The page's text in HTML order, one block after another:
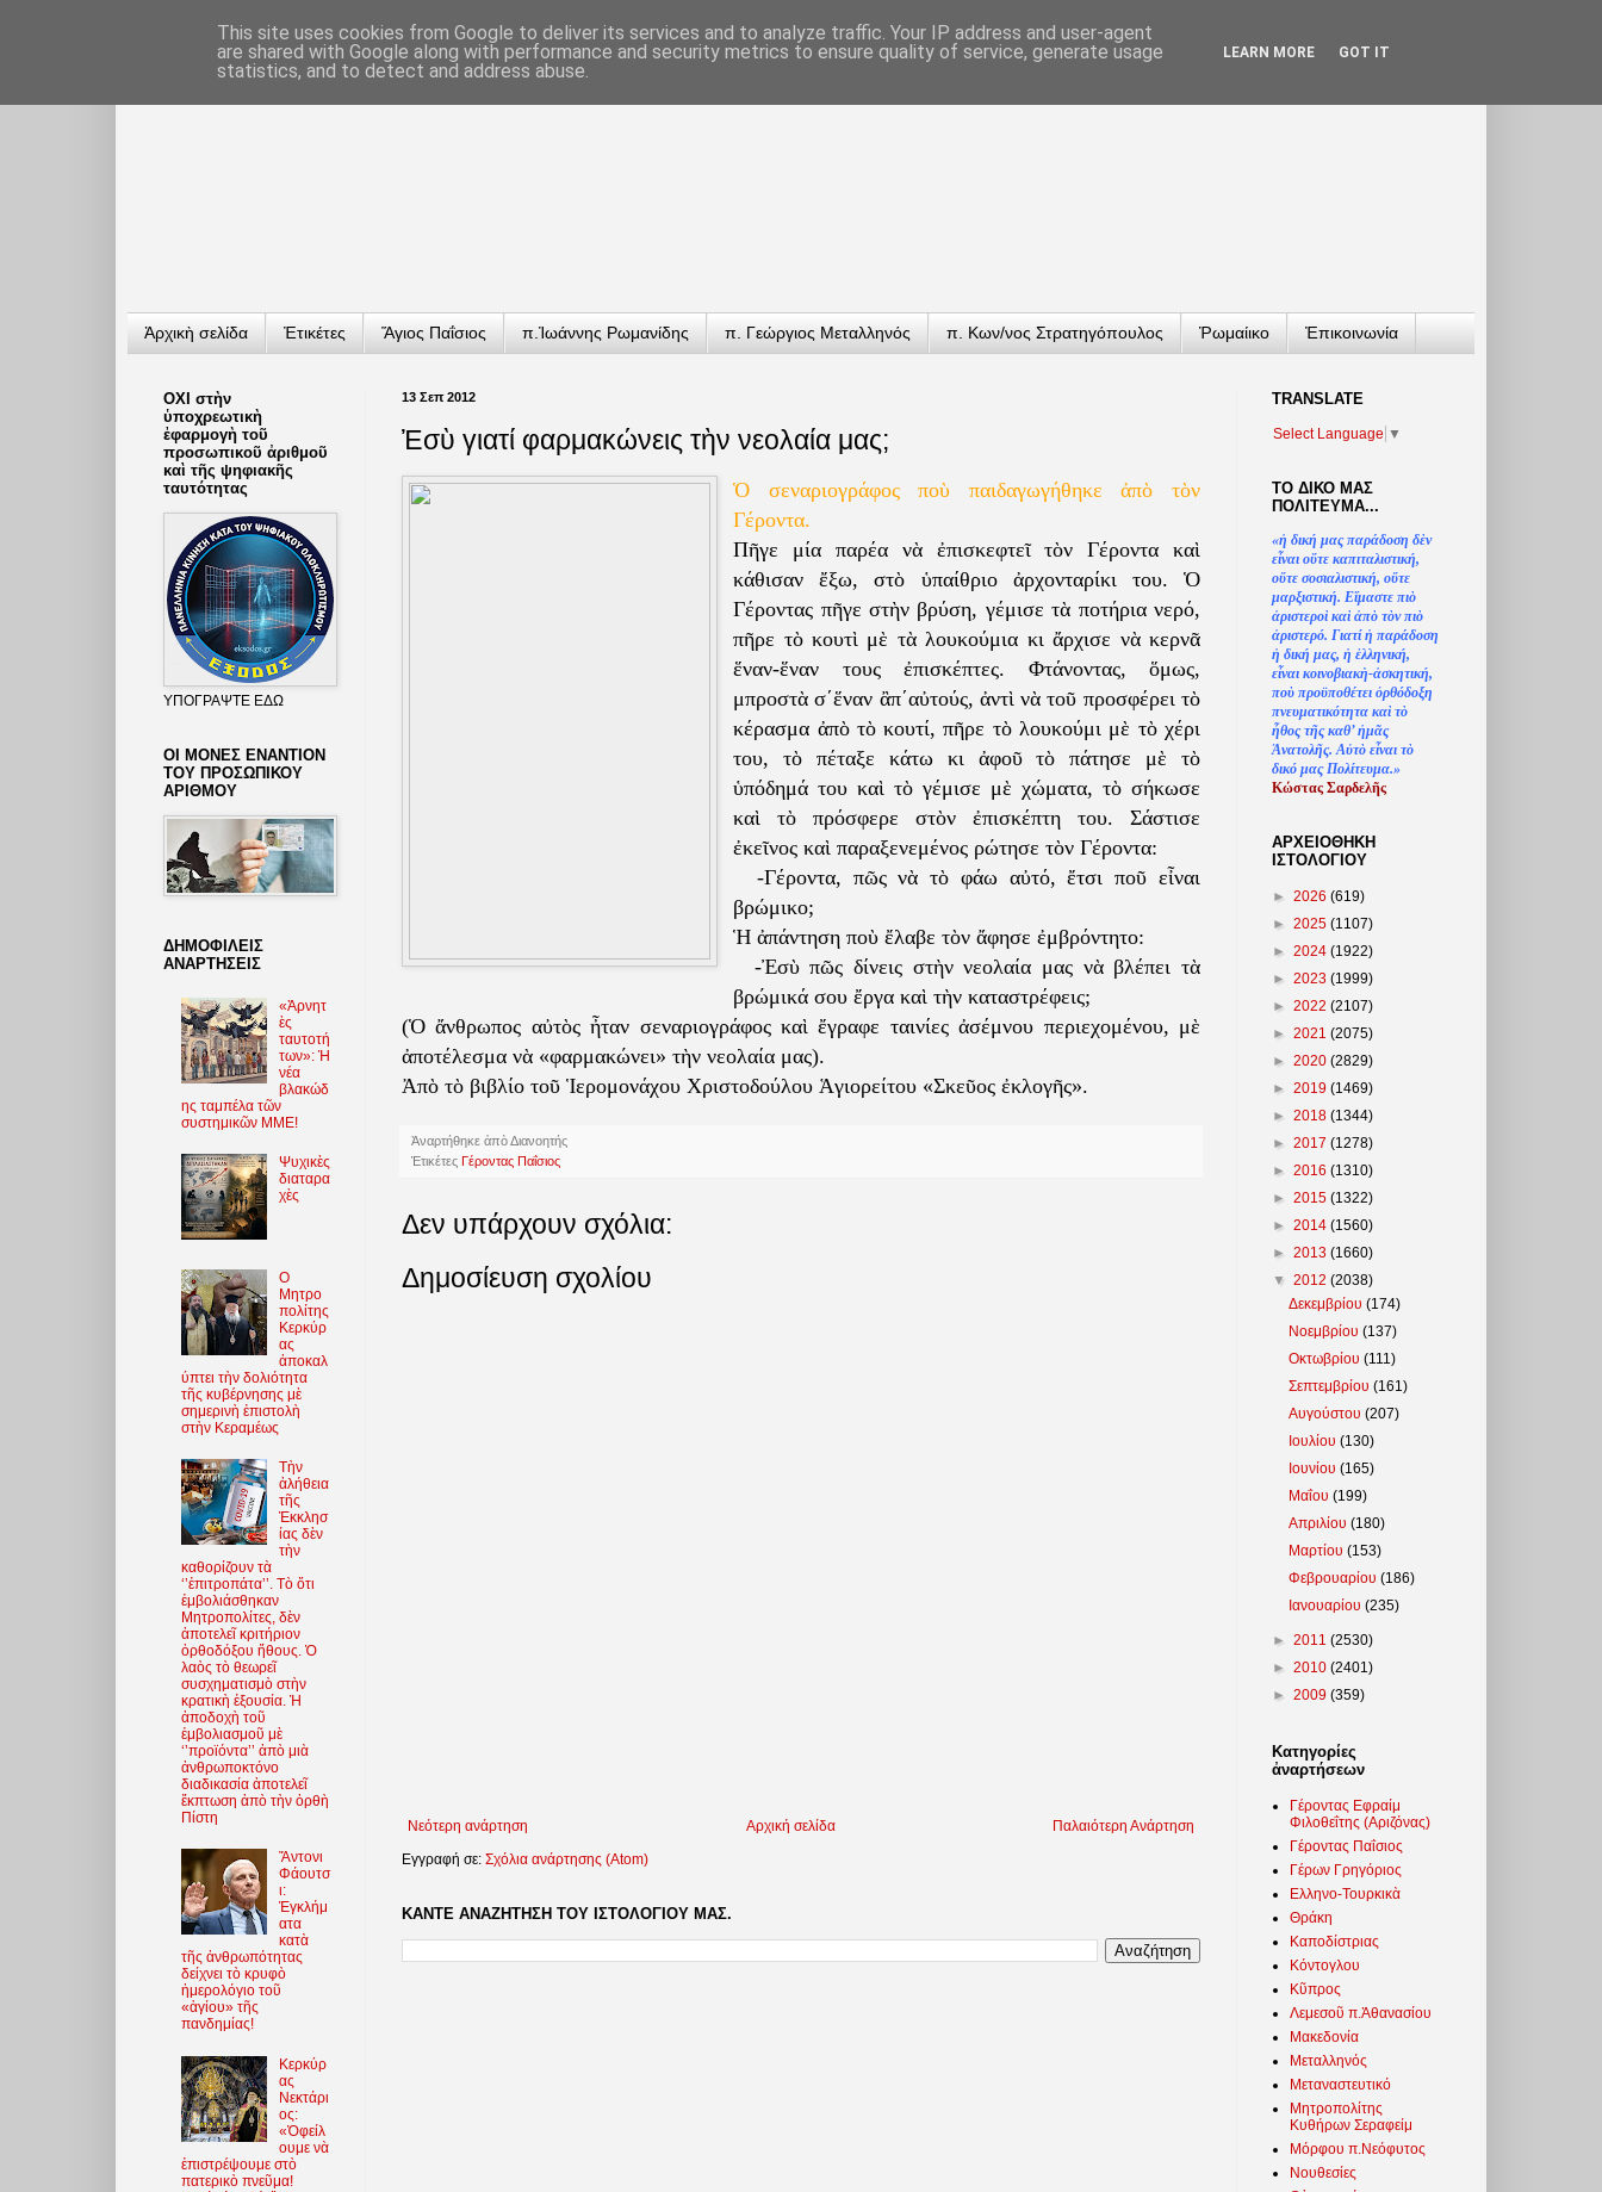
Ἀρχικὴ σελίδα Ἐτικέτες Ἅγιος Παΐσιος π.Ἰωάννης Ρωμανίδης π. Γεώργιος Μεταλληνός π. Κων/νος Στρατηγόπουλος Ῥωμαίικο Ἐπικοινωνία
13 Σεπ 2012
Ἐσὺ γιατί φαρμακώνεις τὴν νεολαία μας;
Ὁ σεναριογράφος ποὺ παιδαγωγήθηκε ἀπὸ τὸν
Γέροντα.
Πῆγε μία παρέα νὰ ἐπισκεφτεῖ τὸν Γέροντα καὶ
κάθισαν ἔξω, στὸ ὑπαίθριο ἀρχονταρίκι του. Ὁ
Γέροντας πῆγε στὴν βρύση, γέμισε τὰ ποτήρια νερό,
πῆρε τὸ κουτὶ μὲ τὰ λουκούμια κι ἄρχισε νὰ κερνᾶ
ἕναν-ἕναν τους ἐπισκέπτες. Φτάνοντας, ὅμως,
μπροστὰ σ΄ἕναν ἂπ΄αὐτούς, ἀντὶ νὰ τοῦ προσφέρει τὸ
κέρασμα ἀπὸ τὸ κουτί, πῆρε τὸ λουκούμι μὲ τὸ χέρι
του, τὸ πέταξε κάτω κι ἀφοῦ τὸ πάτησε μὲ τὸ
ὑπόδημά του καὶ τὸ γέμισε μὲ χώματα, τὸ σήκωσε
καὶ τὸ πρόσφερε στὸν ἐπισκέπτη του. Σάστισε
ἐκεῖνος καὶ παραξενεμένος ρώτησε τὸν Γέροντα:
-Γέροντα, πῶς νὰ τὸ φάω αὐτό, ἔτσι ποῦ εἶναι
βρώμικο;
Ἡ ἀπάντηση ποὺ ἔλαβε τὸν ἄφησε ἐμβρόντητο:
-Ἐσὺ πῶς δίνεις στὴν νεολαία μας νὰ βλέπει τὰ
βρώμικά σου ἔργα καὶ τὴν καταστρέφεις;
(Ὁ ἄνθρωπος αὐτὸς ἦταν σεναριογράφος καὶ ἔγραφε ταινίες ἀσέμνου περιεχομένου, μὲ
ἀποτέλεσμα νὰ «φαρμακώνει» τὴν νεολαία μας).
Ἀπὸ τὸ βιβλίο τοῦ Ἱερομονάχου Χριστοδούλου Ἁγιορείτου «Σκεῦος ἐκλογῆς».
Ἀναρτήθηκε ἀπὸΔιανοητής
Ἐτικέτες Γέροντας Παΐσιος
Δεν υπάρχουν σχόλια:
Δημοσίευση σχολίου
Νεότερη ανάρτηση Παλαιότερη Ανάρτηση
Αρχική σελίδα
Εγγραφή σε: Σχόλια ανάρτησης (Atom)
ΚΑΝΤΕ ΑΝΑΖΗΤΗΣΗ ΤΟΥ ΙΣΤΟΛΟΓΙΟΥ ΜΑΣ.
ΟΧΙ στὴν
ὑποχρεωτικὴ
ἐφαρμογὴ τοῦ
προσωπικοῦ ἀριθμοῦ
καὶ τῆς ψηφιακῆς
ταυτότητας
ΥΠΟΓΡΑΨΤΕ ΕΔΩ
ΟΙ ΜΟΝΕΣ ΕΝΑΝΤΙΟΝ
ΤΟΥ ΠΡΟΣΩΠΙΚΟΥ
ΑΡΙΘΜΟΥ
ΔΗΜΟΦΙΛΕΙΣ
ΑΝΑΡΤΗΣΕΙΣ
«Ἀρνητ
ὲς
ταυτοτή
των»: Ἡ
νέα
βλακώδ
ης ταμπέλα τῶν
συστημικῶν ΜΜΕ!
Ψυχικὲς
διαταρα
χὲς
O
Μητρο
πολίτης
Κερκύρ
ας
ἀποκαλ
ύπτει τὴν δολιότητα
τῆς κυβέρνησης μὲ
σημερινὴ ἐπιστολὴ
στὴν Κεραμέως
Τὴν
ἀλήθεια
τῆς
Ἐκκλησ
ίας δὲν
τὴν
καθορίζουν τὰ
‘’ἐπιτροπάτα’’. Τὸ ὅτι
ἐμβολιάσθηκαν
Μητροπολίτες, δὲν
ἀποτελεῖ κριτήριον
ὀρθοδόξου ἤθους. Ὁ
λαὸς τὸ θεωρεῖ
συσχηματισμὸ στὴν
κρατικὴ ἐξουσία. Ἡ
ἀποδοχὴ τοῦ
ἐμβολιασμοῦ μὲ
‘’προϊόντα’’ ἀπὸ μιὰ
ἀνθρωποκτόνο
διαδικασία ἀποτελεῖ
ἔκπτωση ἀπὸ τὴν ὀρθὴ
Πίστη
Ἄντονι
Φάουτσ
ι:
Ἐγκλήμ
ατα
κατὰ
τῆς ἀνθρωπότητας
δείχνει τὸ κρυφὸ
ἡμερολόγιο τοῦ
«ἁγίου» τῆς
πανδημίας!
Κερκύρ
ας
Νεκτάρι
ος:
«Ὀφείλ
ουμε νὰ
ἐπιστρέψουμε στὸ
πατερικὸ πνεῦμα!
TRANSLATΕ
Select Language ▼
ΤΟ ΔΙΚΟ ΜΑΣ
ΠΟΛΙΤΕΥΜΑ...
«ἡ δική μας παράδοση δὲν
εἶναι οὔτε καπιταλιστική,
οὔτε σοσιαλιστική, οὔτε
μαρξιστική. Εἴμαστε πιὸ
ἀριστεροὶ καὶ ἀπὸ τὸν πιὸ
ἀριστερό. Γιατίἡ παράδοση
ἡ δική μας, ἡ ἑλληνική,
εἶναι κοινοβιακὴ-ἀσκητική,
ποὺ προϋποθέτει ὀρθόδοξη
πνευματικότητα καὶ τὸ
ἦθος τῆς καθ’ἠμᾶς
Ἀνατολῆς. Αὐτὸ εἶναι τὸ
δικό μας Πολίτευμα.»
Κώστας Σαρδελῆς
ΑΡΧΕΙΟΘΗΚΗ
ΙΣΤΟΛΟΓΙΟΥ
► 2026 (619)
► 2025 (1107)
► 2024 (1922)
► 2023 (1999)
► 2022 (2107)
► 2021 (2075)
► 2020 (2829)
► 2019 (1469)
► 2018 (1344)
► 2017 (1278)
► 2016 (1310)
► 2015 (1322)
► 2014 (1560)
► 2013 (1660)
▼ 2012 (2038)
Δεκεμβρίου(174)
Νοεμβρίου(137)
Οκτωβρίου(111)
Σεπτεμβρίου(161)
Αυγούστου(207)
Ιουλίου(130)
Ιουνίου(165)
Μαΐου(199)
Απριλίου(180)
Μαρτίου(153)
Φεβρουαρίου(186)
Ιανουαρίου(235)
► 2011 (2530)
► 2010 (2401)
► 2009 (359)
Κατηγορίες
ἀναρτήσεων
Γέροντας Εφραίμ
Φιλοθεΐτης (Αριζόνας)
Γέροντας Παΐσιος
Γέρων Γρηγόριος
Ελληνο-Τουρκικὰ
Θράκη
Καποδίστριας
Κόντογλου
Κῦπρος
Λεμεσοῦ π.Ἀθανασίου
Μακεδονία
Μεταλληνός
Μεταναστευτικό
Μητροπολίτης
Κυθήρων Σεραφείμ
Μόρφου π.Νεόφυτος
Νουθεσίες
This site uses cookies from Google to deliver its services and to analyze traffic. Your IP address and user-agent
are shared with Google along with performance and security metrics to ensure quality of service, generate usage
statistics, and to detect and address abuse.
LEARN MORE GOT IT